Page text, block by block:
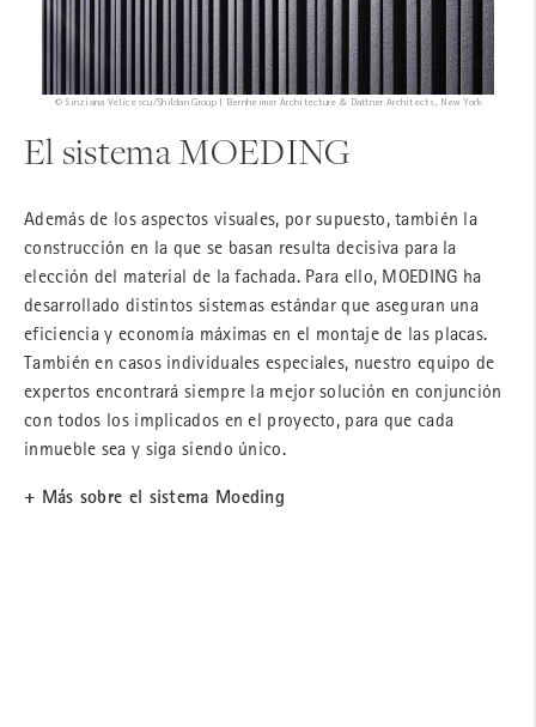
© Sinziana Velicescu/Shildan Group | Bernheimer Architecture & Dattner Architects, New York
El sistema MOEDING
Además de los aspectos visuales, por supuesto, también la
construcción en la que se basan resulta decisiva para la
elección del material de la fachada. Para ello, MOEDING ha
desarrollado distintos sistemas estándar que aseguran una
eficiencia y economía máximas en el montaje de las placas.
También en casos individuales especiales, nuestro equipo de
expertos encontrará siempre la mejor solución en conjunción
con todos los implicados en el proyecto, para que cada
inmueble sea y siga siendo único.
+ Más sobre el sistema Moeding